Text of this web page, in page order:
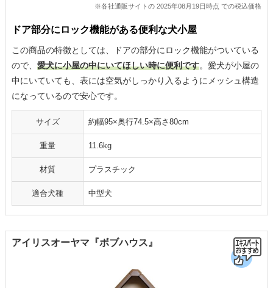
※各社通販サイトの 2025年08月19日時点 での税込価格
ドア部分にロック機能がある便利な犬小屋
この商品の特徴としては、ドアの部分にロック機能がついている
ので、 愛犬に小屋の中にいてほしい時に便利です。愛犬が小屋の
中にいていても、表には空気がしっかり入るようにメッシュ構造
になっているので安心です。
サイズ 約幅95×奥行74.5×高さ80cm
重量 11.6kg
材質 プラスチック
適合犬種 中型犬
アイリスオーヤマ『ボブハウス』